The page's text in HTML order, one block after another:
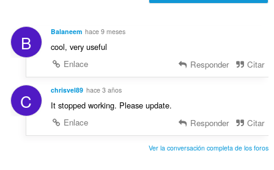
s
i
o
:
n
t
c
i
o
B Balaneem hace 9 meses
cool, very useful
Enlace
Responder Citar
C chrisvel89 hace 3 años
It stopped working. Please update.
Enlace
Responder Citar
Ver la conversación completa de los foros